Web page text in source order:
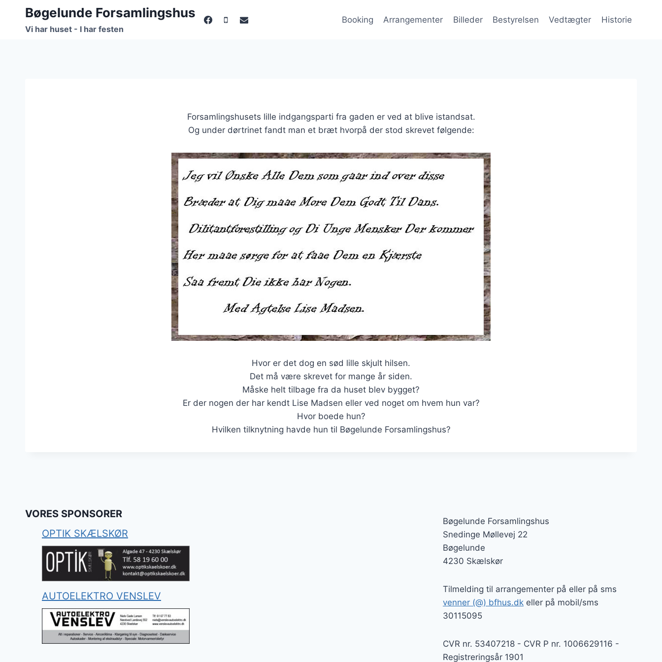
Fortsæt
indhold
Bøgelunde Forsamlingshus
Vi har huset - I har festen
Booking Arrangementer Billeder Bestyrelsen Vedtægter Historie
Forsamlingshusets lille indgangsparti fra gaden er ved at blive istandsat.
Og under dørtrinet fandt man et bræt hvorpå der stod skrevet følgende:
Hvor er det dog en sød lille skjult hilsen.
Det må være skrevet for mange år siden.
Måske helt tilbage fra da huset blev bygget?
Er der nogen der har kendt Lise Madsen eller ved noget om hvem hun var?
Hvor boede hun?
Hvilken tilknytning havde hun til Bøgelunde Forsamlingshus?
VORES SPONSORER
OPTIK SKÆLSKØR
AUTOELEKTRO VENSLEV
Bøgelunde Forsamlingshus
Snedinge Møllevej 22
Bøgelunde
4230 Skælskør
Tilmelding til arrangementer på eller på sms
venner (@) bfhus.dk eller på mobil/sms
30115095
CVR nr. 53407218 - CVR P nr. 1006629116 -
Registreringsår 1901